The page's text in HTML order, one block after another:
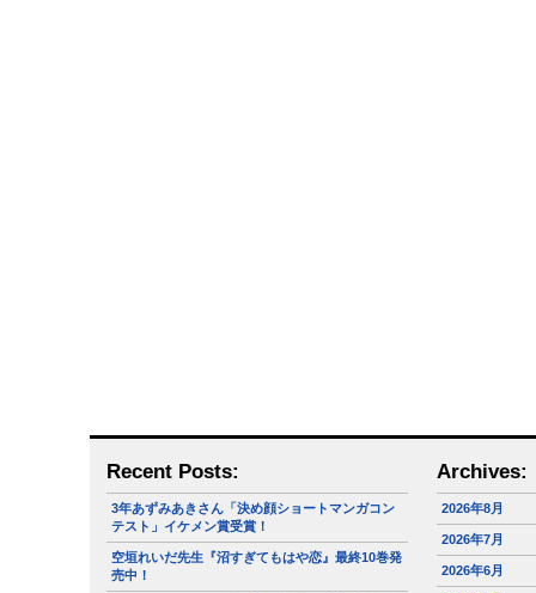
Recent Posts:
3年あずみあきさん「決め顔ショートマンガコン
テスト」イケメン賞受賞！
空垣れいだ先生『沼すぎてもはや恋』最終10巻発
売中！
Archives:
2026年8月
2026年7月
2026年6月